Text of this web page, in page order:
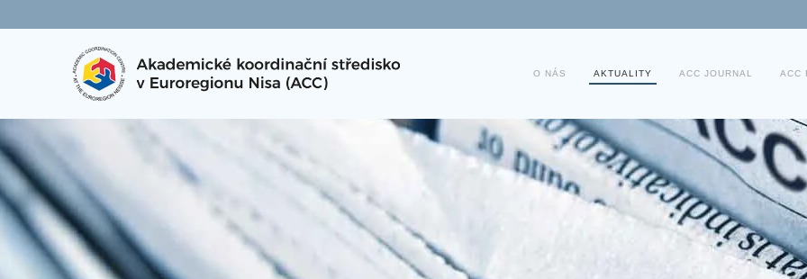
O NÁS AKTUALITY ACC JOURNAL ACC